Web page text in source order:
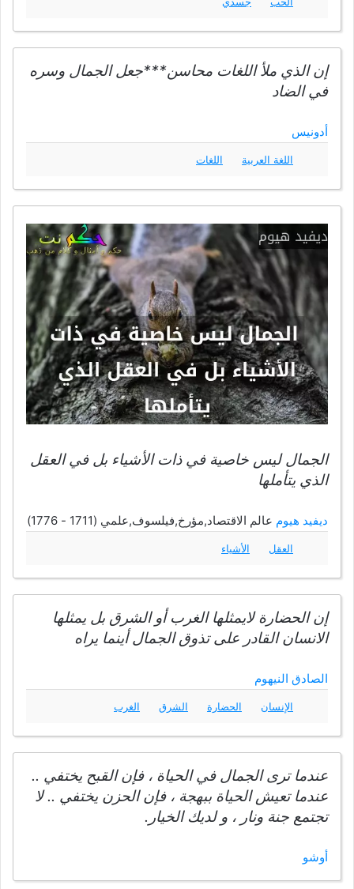
إن الذي ملأ اللغات محاسن***جعل الجمال وسره
في الضاد
أدونيس
اللغة العربية اللغات
الجمال ليس خاصية في ذات الأشياء بل في العقل
الذي يتأملها
ديفيد هيوم عالم الاقتصاد,مؤرخ,فيلسوف,علمي (1711 - 1776)
العقل الأشياء
إن الحضارة لايمثلها الغرب أو الشرق بل يمثلها
الانسان القادر على تذوق الجمال أينما يراه
الصادق النيهوم
الإنسان الحضارة الشرق الغرب
عندما ترى الجمال في الحياة ، فإن القبح يختفي ..
عندما تعيش الحياة ببهجة ، فإن الحزن يختفي .. لا
تجتمع جنة ونار ، و لديك الخيار.
أوشو